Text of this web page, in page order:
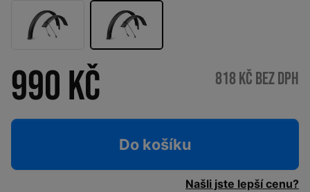
990 Kč 818 Kč bez DPH
Do košíku
Našli jste lepší cenu?